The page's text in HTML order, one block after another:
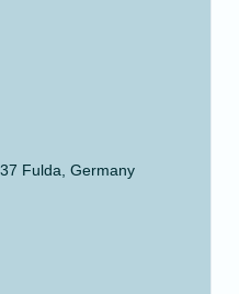
Fulda, Germany